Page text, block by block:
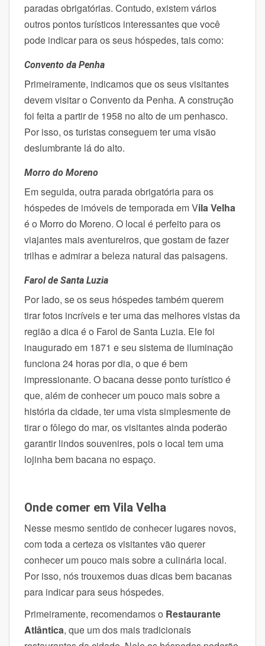
paradas obrigatórias. Contudo, existem vários
outros pontos turísticos interessantes que você
pode indicar para os seus hóspedes, tais como:
Convento da Penha
Primeiramente, indicamos que os seus visitantes
devem visitar o Convento da Penha. A construção
foi feita a partir de 1958 no alto de um penhasco.
Por isso, os turistas conseguem ter uma visão
deslumbrante lá do alto.
Morro do Moreno
Em seguida, outra parada obrigatória para os
hóspedes de imóveis de temporada em Vila Velha
é o Morro do Moreno. O local é perfeito para os
viajantes mais aventureiros, que gostam de fazer
trilhas e admirar a beleza natural das paisagens.
Farol de Santa Luzia
Por lado, se os seus hóspedes também querem
tirar fotos incríveis e ter uma das melhores vistas da
região a dica é o Farol de Santa Luzia. Ele foi
inaugurado em 1871 e seu sistema de iluminação
funciona 24 horas por dia, o que é bem
impressionante. O bacana desse ponto turístico é
que, além de conhecer um pouco mais sobre a
história da cidade, ter uma vista simplesmente de
tirar o fôlego do mar, os visitantes ainda poderão
garantir lindos souvenires, pois o local tem uma
lojinha bem bacana no espaço.
Onde comer em Vila Velha
Nesse mesmo sentido de conhecer lugares novos,
com toda a certeza os visitantes vão querer
conhecer um pouco mais sobre a culinária local.
Por isso, nós trouxemos duas dicas bem bacanas
para indicar para seus hóspedes.
Primeiramente, recomendamos o Restaurante
Atlântica, que um dos mais tradicionais